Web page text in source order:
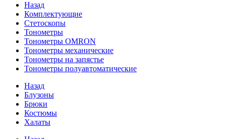
Назад
Комплектующие
Стетоскопы
Тонометры
Тонометры OMRON
Тонометры механические
Тонометры на запястье
Тонометры полуавтоматические
Назад
Блузоны
Брюки
Костюмы
Халаты